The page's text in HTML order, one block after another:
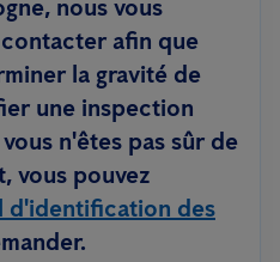
nous vous
afin que
la gravité de
une inspection
n'êtes pas sûr de
vous pouvez
d'identification des